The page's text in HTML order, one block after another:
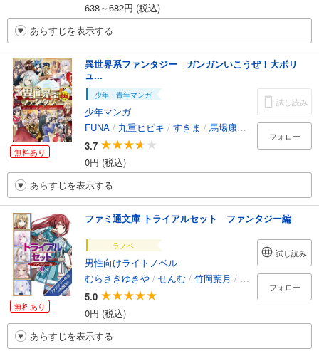
638～682円 (税込)
あらすじを表示する
無料あり
異世界系ファンタジー ガンガンいこうぜ！大ボリ
ュ...
少年・青年マンガ
少年マンガ
FUNA / 九重ヒビキ / すきま / 馬場康誌 三木なずな/
3.7
0円 (税込)
試し読み
フォロー
あらすじを表示する
無料あり
ファミ通文庫 トライアルセット ファンタジー編
ラノベ
男性向けライトノベル
むらさきゆきや / せんむ / 竹岡葉月 / 嬉野秋彦/佐々原
5.0
0円 (税込)
試し読み
フォロー
あらすじを表示する